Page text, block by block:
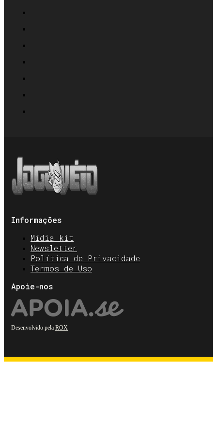
Informações
Mídia kit
Newsletter
Política de Privacidade
Termos de Uso
Apoie-nos
Desenvolvido pela ROX